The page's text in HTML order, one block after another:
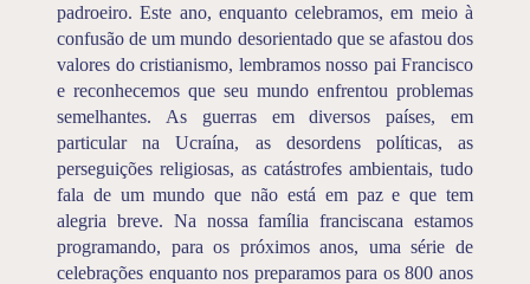
padroeiro. Este ano, enquanto celebramos, em meio à
confusão de um mundo desorientado que se afastou dos
valores do cristianismo, lembramos nosso pai Francisco
e reconhecemos que seu mundo enfrentou problemas
semelhantes. As guerras em diversos países, em
particular na Ucraína, as desordens políticas, as
perseguições religiosas, as catástrofes ambientais, tudo
fala de um mundo que não está em paz e que tem
alegria breve. Na nossa família franciscana estamos
programando, para os próximos anos, uma série de
celebrações enquanto nos preparamos para os 800 anos